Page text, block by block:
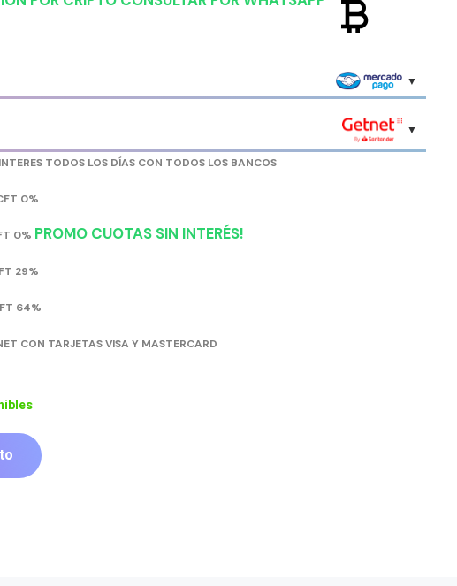
currency_bitcoin
TODOS LOS DÍAS CON TODOS LOS BANCOS
0%
0% PROMO CUOTAS SIN INTERÉS!
29%
64%
CON TARJETAS VISA Y MASTERCARD